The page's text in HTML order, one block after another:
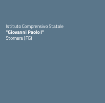
Istituto Comprensivo Statale
"Giovanni Paolo I"
Stornara (FG)